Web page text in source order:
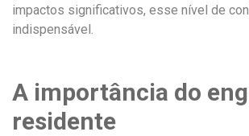
impactos significativos, esse nível de
indispensável.
A importância do
residente